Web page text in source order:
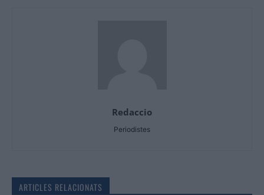
Redaccio
Periodistes
ARTICLES RELACIONATS